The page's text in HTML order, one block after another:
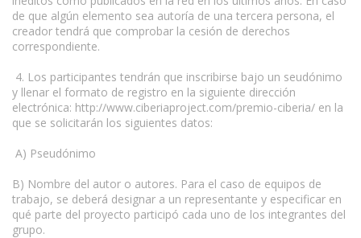
de que algún elemento sea autoría de una tercera persona, el
creador tendrá que comprobar la cesión de derechos
correspondiente.
4. Los participantes tendrán que inscribirse bajo un seudónimo
y llenar el formato de registro en la siguiente dirección
electrónica: http://www.ciberiaproject.com/premio-ciberia/ en la
que se solicitarán los siguientes datos:
A) Pseudónimo
B) Nombre del autor o autores. Para el caso de equipos de
trabajo, se deberá designar a un representante y especificar en
qué parte del proyecto participó cada uno de los integrantes del
grupo.